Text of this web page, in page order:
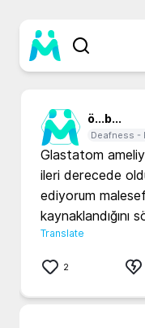
ö...b...
Deafness -
Glastatom
ileri derecede
ediyorum
kaynaklandığını
Translate
2